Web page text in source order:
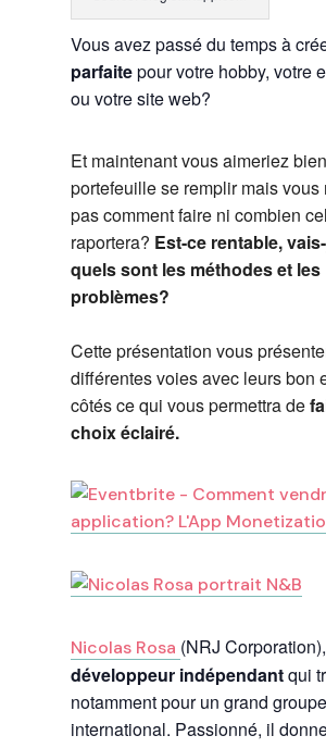
Vous avez passé du temps à
parfaitepour votre hobby, votre
ou votre site web?
Et maintenant vous aimeriez
portefeuille se remplir mais vous
pas comment faire ni combien
raportera? Est-ce rentable,
quels sont les méthodes et les
problèmes?
Cette présentation vous
différentes voies avec leurs bon
côtés ce qui vous permettra de
choix éclairé.
Nicolas Rosa (NRJ
développeur indépendantqui
notamment pour un grand groupe
international. Passionné, il